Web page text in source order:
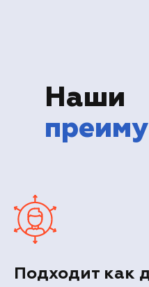
Наши
Подходит как